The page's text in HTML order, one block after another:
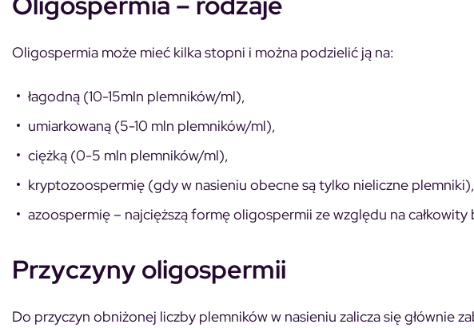
Oligospermia może mieć kilka stopni i można podzielić ją na:
łagodną (10-15mln plemników/ml),
umiarkowaną (5-10 mln plemników/ml),
ciężką (0-5 mln plemników/ml),
kryptozoospermię (gdy w nasieniu obecne są tylko nieliczne plemniki),
azoospermię – najcięższą formę oligospermii ze względu na
Przyczyny oligospermii
Do przyczyn obniżonej liczby plemników w nasieniu zalicza się głównie